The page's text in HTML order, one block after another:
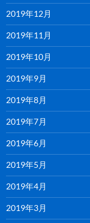
2019年12月
2019年11月
2019年10月
2019年9月
2019年8月
2019年7月
2019年6月
2019年5月
2019年4月
2019年3月